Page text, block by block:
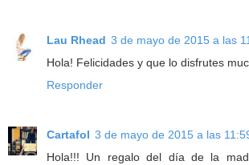
Lau Rhead 3 de mayo de 2015 a las
Hola! Felicidades y que lo disfrutes
Responder
Cartafol 3 de mayo de 2015 a las
Hola!!! Un regalo del día de la